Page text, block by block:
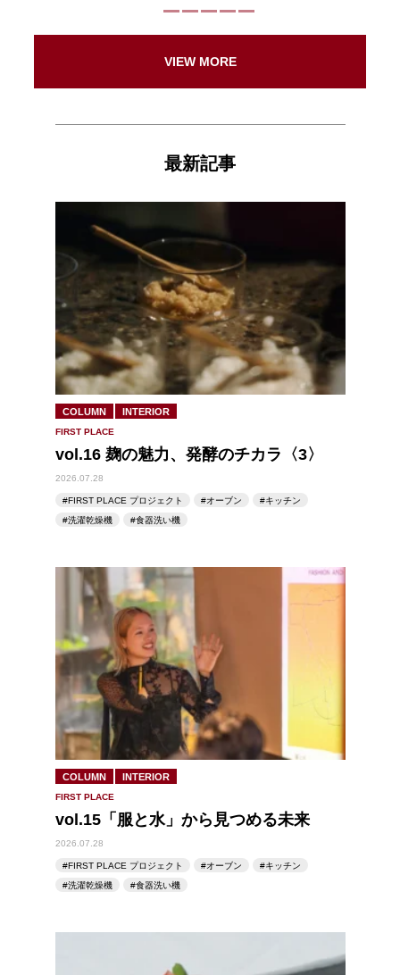
VIEW MORE
最新記事
COLUMN INTERIOR
FIRST PLACE
vol.16 麹の魅力、発酵のチカラ〈3〉
2026.07.28
FIRST PLACE プロジェクト オーブン
キッチン
洗濯乾燥機
食器洗い機
COLUMN INTERIOR
FIRST PLACE
vol.15「服と水」から見つめる未来
2026.07.28
FIRST PLACE プロジェクト オーブン
キッチン
洗濯乾燥機
食器洗い機